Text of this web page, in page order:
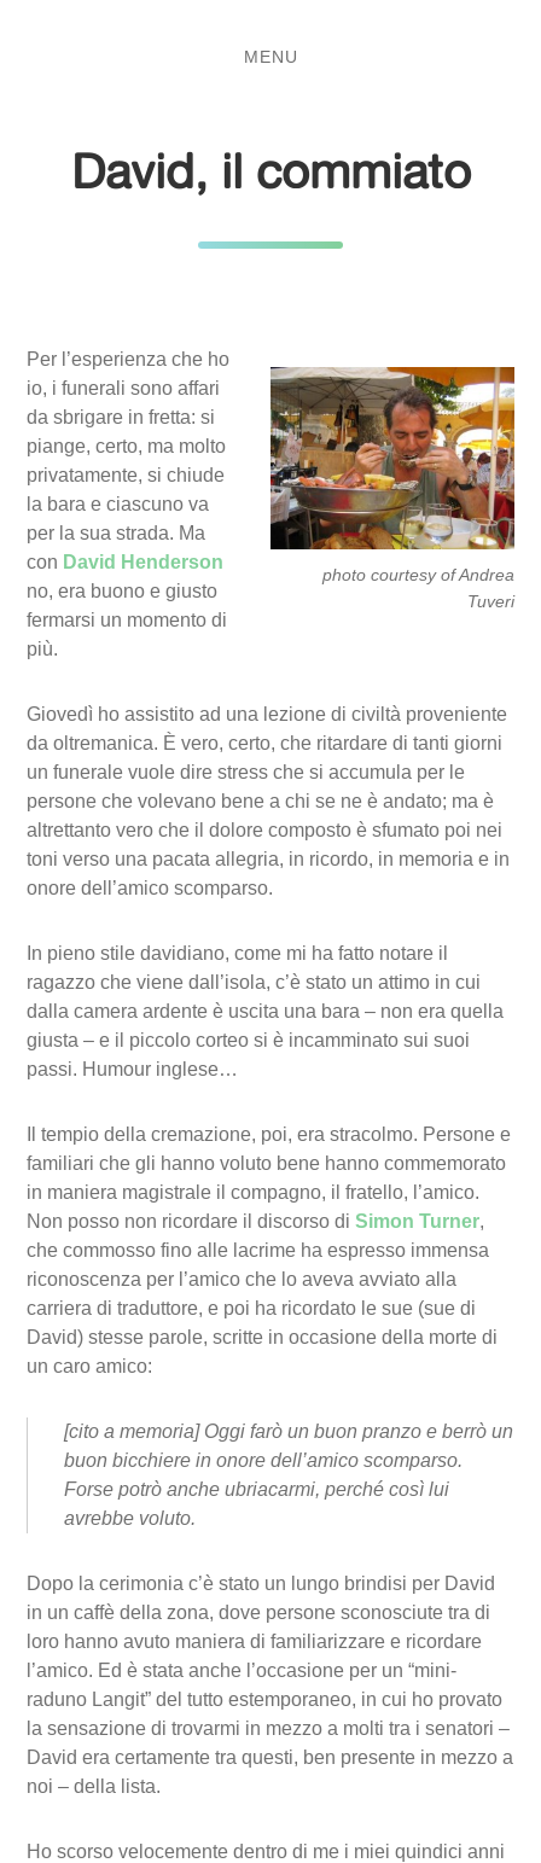
MENU
David, il commiato
photo courtesy of Andrea
Tuveri
Per l’esperienza che ho
io, i funerali sono affari
da sbrigare in fretta: si
piange, certo, ma molto
privatamente, si chiude
la bara e ciascuno va
per la sua strada. Ma
con David Henderson
no, era buono e giusto
fermarsi un momento di
più.
Giovedì ho assistito ad una lezione di civiltà proveniente
da oltremanica. È vero, certo, che ritardare di tanti giorni
un funerale vuole dire stress che si accumula per le
persone che volevano bene a chi se ne è andato; ma è
altrettanto vero che il dolore composto è sfumato poi nei
toni verso una pacata allegria, in ricordo, in memoria e in
onore dell’amico scomparso.
In pieno stile davidiano, come mi ha fatto notare il
ragazzo che viene dall’isola, c’è stato un attimo in cui
dalla camera ardente è uscita una bara – non era quella
giusta – e il piccolo corteo si è incamminato sui suoi
passi. Humour inglese…
Il tempio della cremazione, poi, era stracolmo. Persone e
familiari che gli hanno voluto bene hanno commemorato
in maniera magistrale il compagno, il fratello, l’amico.
Non posso non ricordare il discorso diSimon Turner,
che commosso fino alle lacrime ha espresso immensa
riconoscenza per l’amico che lo aveva avviato alla
carriera di traduttore, e poi ha ricordato le sue (sue di
David) stesse parole, scritte in occasione della morte di
un caro amico:
[cito a memoria] Oggi farò un buon pranzo e berrò un
buon bicchiere in onore dell’amico scomparso.
Forse potrò anche ubriacarmi, perché così lui
avrebbe voluto.
Dopo la cerimonia c’è stato un lungo brindisi per David
in un caffè della zona, dove persone sconosciute tra di
loro hanno avuto maniera di familiarizzare e ricordare
l’amico. Ed è stata anche l’occasione per un “mini-
raduno Langit” del tutto estemporaneo, in cui ho provato
la sensazione di trovarmi in mezzo a molti tra i senatori –
David era certamente tra questi, ben presente in mezzo a
noi – della lista.
Ho scorso velocemente dentro di me i miei quindici anni